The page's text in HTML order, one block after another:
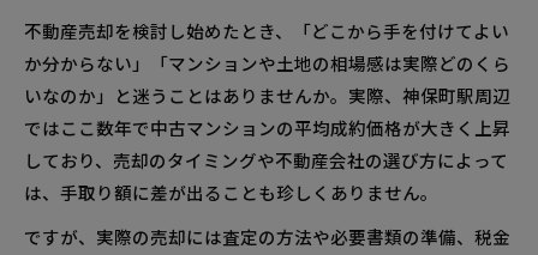
不動産売却を検討し始めたとき、「どこから手を付けてよい
か分からない」「マンションや土地の相場感は実際どのくら
いなのか」と迷うことはありませんか。実際、神保町駅周辺
ではここ数年で中古マンションの平均成約価格が大きく上昇
しており、売却のタイミングや不動産会社の選び方によって
は、手取り額に差が出ることも珍しくありません。
ですが、実際の売却には査定の方法や必要書類の準備、税金